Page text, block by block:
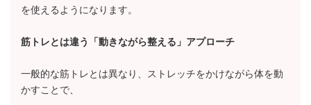
を使えるようになります。
筋トレとは違う「動きながら整える」アプローチ
一般的な筋トレとは異なり、ストレッチをかけながら体を動
かすことで、